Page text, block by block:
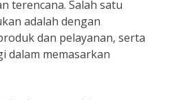
terencana. Salah satu
adalah dengan
dan pelayanan, serta
dalam memasarkan